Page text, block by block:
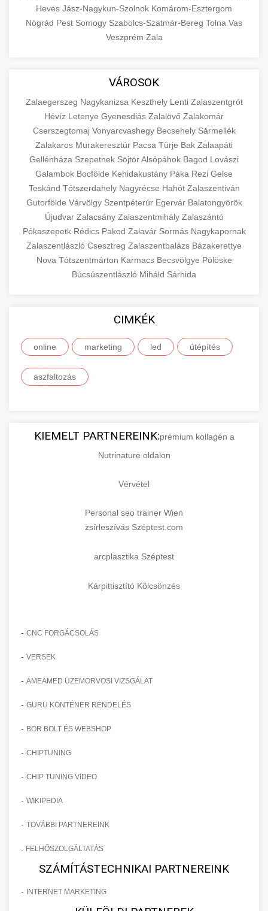
Heves Jász-Nagykun-Szolnok Komárom-Esztergom
Nógrád Pest Somogy Szabolcs-Szatmár-Bereg Tolna Vas
Veszprém Zala
VÁROSOK
Zalaegerszeg Nagykanizsa Keszthely Lenti Zalaszentgrót
Hévíz Letenye Gyenesdiás Zalalövő Zalakomár
Cserszegtomaj Vonyarcvashegy Becsehely Sármellék
Zalakaros Murakeresztúr Pacsa Türje Bak Zalaapáti
Gellénháza Szepetnek SöjtörAlsópáhok Bagod Lovászi
Galambok Bocfölde Kehidakustány Páka Rezi Gelse
Teskánd Tótszerdahely Nagyrécse Hahót Zalaszentiván
Gutorfölde Várvölgy Szentpéterúr Egervár Balatongyörök
Újudvar Zalacsány Zalaszentmihály Zalaszántó
Pókaszepetk Rédics Pakod Zalavár Sormás Nagykapornak
Zalaszentlászló Csesztreg Zalaszentbalázs Bázakerettye
Nova Tótszentmárton Karmacs Becsvölgye Pölöske
Búcsúszentlászló Miháld Sárhida
CIMKÉK
online marketing led útépítés
aszfaltozás
KIEMELT PARTNEREINK:prémium kollagén a
Nutrinature oldalon
Vérvétel
Personal seo trainer Wien
zsírleszívás Széptest.com
arcplasztika Széptest
Kárpittisztító Kölcsönzés
- CNC FORGÁCSOLÁS
- VERSEK
- AMEAMED ÜZEMORVOSI VIZSGÁLAT
- GURU KONTÉNER RENDELÉS
- BOR BOLT ÉS WEBSHOP
- CHIPTUNING
- CHIP TUNING VIDEO
- WIKIPEDIA
- TOVÁBBI PARTNEREINK
FELHŐSZOLGÁLTATÁS
SZÁMÍTÁSTECHNIKAI PARTNEREINK
- INTERNET MARKETING